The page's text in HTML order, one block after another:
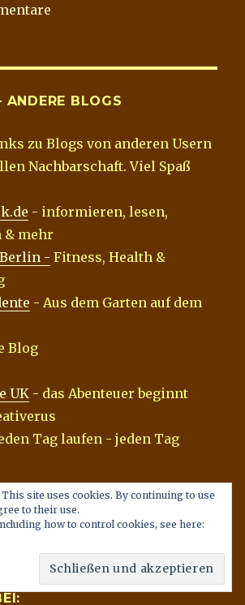
ANDERE BLOGS
zu Blogs von anderen Usern
Nachbarschaft. Viel Spaß
- informieren, lesen,
& mehr
- Fitness, Health &
- Aus dem Garten auf dem
Blog
UK - das Abenteuer beginnt
Tag laufen - jeden Tag
site uses cookies. By continuing to use
to their use.
how to control cookies, see here: